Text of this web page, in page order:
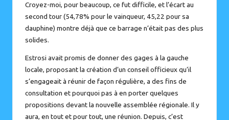
Croyez-moi, pour beaucoup, ce fut difficile, et l’écart au
second tour (54,78% pour le vainqueur, 45,22 pour sa
dauphine) montre déjà que ce barrage n’était pas des plus
solides.
Estrosi avait promis de donner des gages à la gauche
locale, proposant la création d’un conseil officieux qu’il
s’engageait à réunir de façon régulière, a des fins de
consultation et pourquoi pas à en porter quelques
propositions devant la nouvelle assemblée régionale. Il y
aura, en tout et pour tout, une réunion. Depuis, c’est